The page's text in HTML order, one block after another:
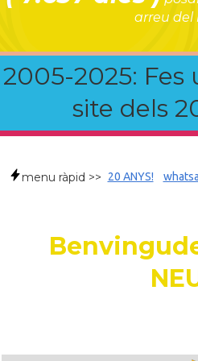
arreu del
2005-2025: Fes
site dels
menu ràpid >> 20 ANYS!